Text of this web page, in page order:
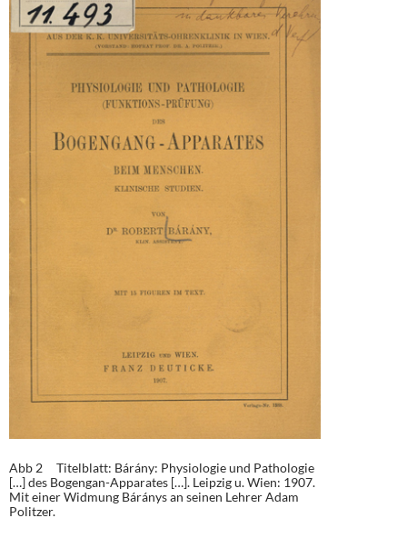
Abb 2 Titelblatt: Bárány: Physiologie und Pathologie
[…] des Bogengan-Apparates […]. Leipzig u. Wien: 1907.
Mit einer Widmung Báránys an seinen Lehrer Adam
Politzer.